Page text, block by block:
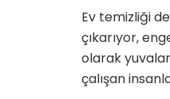
Ev temizliği
çıkarıyor,
olarak
çalışan